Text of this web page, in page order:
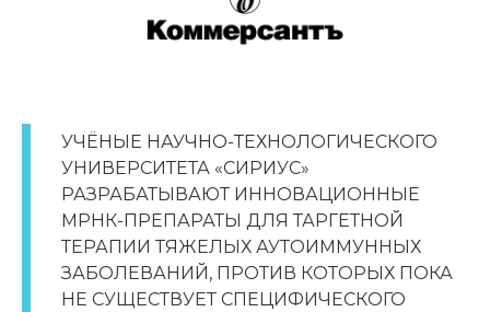
УЧЁНЫЕ НАУЧНО-ТЕХНОЛОГИЧЕСКОГО
УНИВЕРСИТЕТА «СИРИУС»
РАЗРАБАТЫВАЮТ ИННОВАЦИОННЫЕ
МРНК-ПРЕПАРАТЫ ДЛЯ ТАРГЕТНОЙ
ТЕРАПИИ ТЯЖЕЛЫХ АУТОИММУННЫХ
ЗАБОЛЕВАНИЙ, ПРОТИВ КОТОРЫХ ПОКА
НЕ СУЩЕСТВУЕТ СПЕЦИФИЧЕСКОГО